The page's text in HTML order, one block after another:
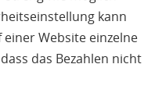
kann
Website einzelne
das Bezahlen nicht